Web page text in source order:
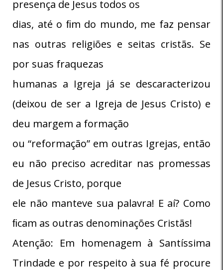
presença de Jesus todos os
dias, até o ﬁm do mundo, me faz pensar
nas outras religiões e seitas cristãs. Se
por suas fraquezas
humanas a Igreja já se descaracterizou
(deixou de ser a Igreja de Jesus Cristo) e
deu margem a formação
ou “reformação” em outras Igrejas, então
eu não preciso acreditar nas promessas
de Jesus Cristo, porque
ele não manteve sua palavra! E aí? Como
ﬁcam as outras denominações Cristãs!
Atenção: Em homenagem à Santíssima
Trindade e por respeito à sua fé procure